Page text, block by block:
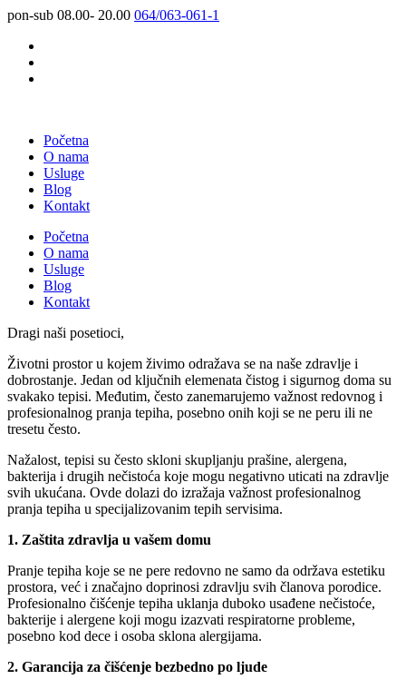
pon-sub 08.00- 20.00 064/063-061-1
Početna
O nama
Usluge
Blog
Kontakt
Početna
O nama
Usluge
Blog
Kontakt
Dragi naši posetioci,
Životni prostor u kojem živimo odražava se na naše zdravlje i
dobrostanje. Jedan od ključnih elemenata čistog i sigurnog doma su
svakako tepisi. Međutim, često zanemarujemo važnost redovnog i
profesionalnog pranja tepiha, posebno onih koji se ne peru ili ne
tresetu često.
Nažalost, tepisi su često skloni skupljanju prašine, alergena,
bakterija i drugih nečistoća koje mogu negativno uticati na zdravlje
svih ukućana. Ovde dolazi do izražaja važnost profesionalnog
pranja tepiha u specijalizovanim tepih servisima.
1. Zaštita zdravlja u vašem domu
Pranje tepiha koje se ne pere redovno ne samo da održava estetiku
prostora, već i značajno doprinosi zdravlju svih članova porodice.
Profesionalno čišćenje tepiha uklanja duboko usađene nečistoće,
bakterije i alergene koji mogu izazvati respiratorne probleme,
posebno kod dece i osoba sklona alergijama.
2. Garancija za čišćenje bezbedno po ljude